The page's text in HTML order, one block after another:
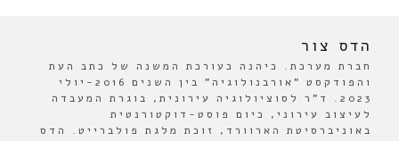
הדס צור
חברת מערכת. כיהנה כעורכת המשנה של כתב העת
והפודקסט "אורבנולוגיה" בין השנים 2016-יולי
2023. ד"ר לסוציולוגיה עירונית, בוגרת המעבדה
לעיצוב עירוני, כיום פוסט-דוקטורנטית
באוניברסיטת הארוורד, זוכת מלגת פולברייט. הדס